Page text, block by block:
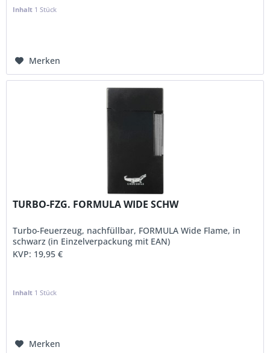
Inhalt 1 Stück
Merken
TURBO-FZG. FORMULA WIDE SCHW
Turbo-Feuerzeug, nachfüllbar, FORMULA Wide Flame, in
schwarz (in Einzelverpackung mit EAN)
KVP: 19,95 €
Inhalt 1 Stück
Merken